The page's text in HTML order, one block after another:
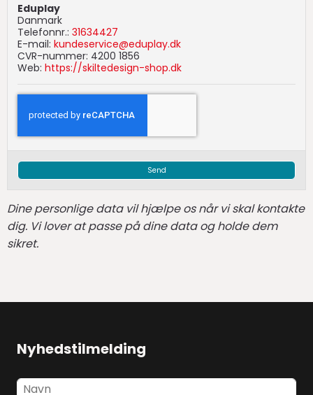
Eduplay
Danmark
Telefonnr.: 31634427
E-mail: kundeservice@eduplay.dk
CVR-nummer: 4200 1856
Web: https://skiltedesign-shop.dk
Send
Dine personlige data vil hjælpe os når vi skal kontakte
dig. Vi lover at passe på dine data og holde dem
sikret.
Nyhedstilmelding